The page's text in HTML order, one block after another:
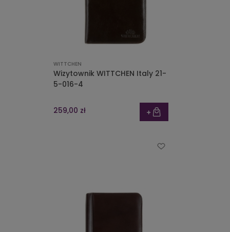
WITTCHEN
Wizytownik WITTCHEN Italy 21-
5-016-4
259,00 zł